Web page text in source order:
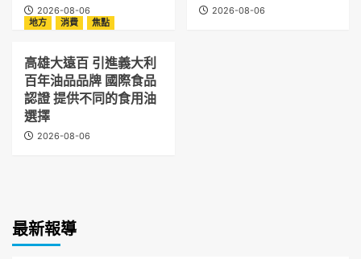
2026-08-06
2026-08-06
地方
消費 焦點
高雄大遠百 引進義大利
百年油品品牌 國際食品
認證 提供不同的食用油
選擇
2026-08-06
最新報導